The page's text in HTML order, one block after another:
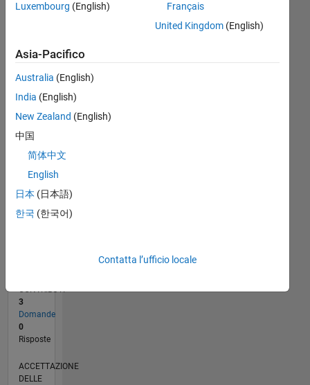
CONTRIBUTI L
1
2
L
11/23
03/24
07/24
11/24
03/25
07/25
11/25
03/26
07/26
04/24
09/24
02/25
12/25
05/26
193.384
of
CONTRIBUTI
3
Domande
0
Risposte
ACCETTAZIONE
DELLE
Luxembourg (English)
Français
United Kingdom(English)
Asia-Pacifico
Australia (English)
India (English)
New Zealand (English)
中国
简体中文
English
日本 (日本語)
한국 (한국어)
Contatta l’ufficio locale